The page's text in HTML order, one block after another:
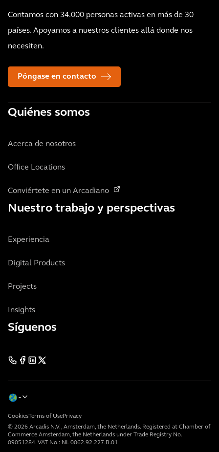
Contamos con 34.000 personas activas en más de 30
países. Apoyamos a nuestros clientes allá donde nos
necesiten.
Póngase en contacto
Quiénes somos
Acerca de nosotros
Office Locations
Conviértete en un Arcadiano
Nuestro trabajo y perspectivas
Experiencia
Digital Products
Projects
Insights
Síguenos
© 2026 Arcadis N.V., Amsterdam, the Netherlands. Registered at Chamber of
Commerce Amsterdam, the Netherlands under Trade Registry No.
09051284. VAT No.: NL 0062.92.227.B.01
CookiesTerms of UsePrivacy